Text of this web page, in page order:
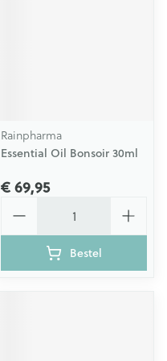
Rainpharma
Essential Oil Bonsoir 30ml
€ 69,95
Bestel